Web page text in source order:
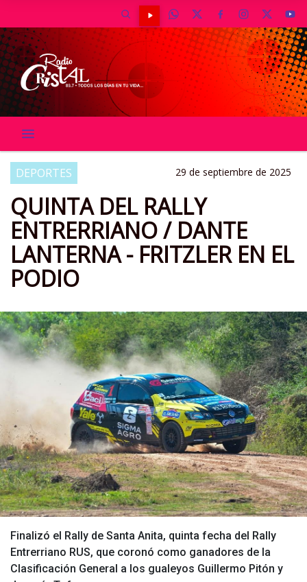
DEPORTES 29 de septiembre de 2025
QUINTA DEL RALLY
ENTRERRIANO / DANTE
LANTERNA - FRITZLER EN EL
PODIO
Finalizó el Rally de Santa Anita, quinta fecha del Rally
Entrerriano RUS, que coronó como ganadores de la
Clasificación General a los gualeyos Guillermo Pitón y